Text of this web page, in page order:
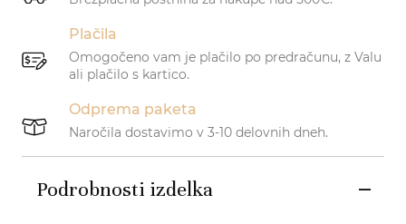
Plačila
Omogočeno vam je plačilo po predračunu, z Valu
ali plačilo s kartico.
Odprema paketa
Naročila dostavimo v 3-10 delovnih dneh.
Podrobnosti izdelka